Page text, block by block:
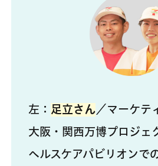
左： 足立さん／マーケテ
大阪・関西万博プロジェ
ヘルスケアパビリオンで